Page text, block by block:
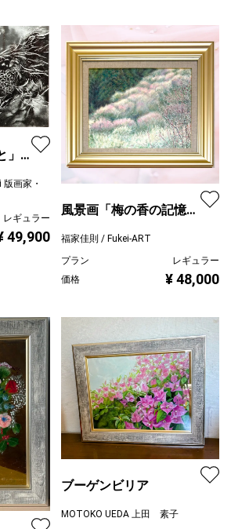
」
画家・
レギュラー
49,900
風景画「梅の香の記憶」
福家佳則 / Fukei-ART
プラン
レギュラー
価格
¥ 48,000
ブーゲンビリア
MOTOKO UEDA 上田 素子